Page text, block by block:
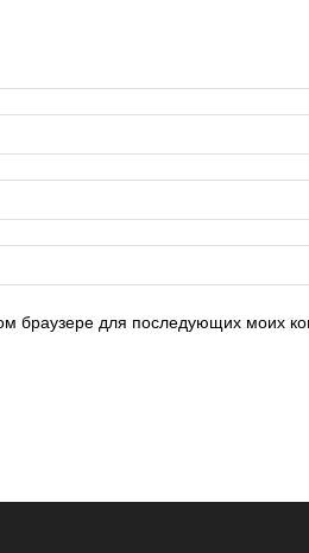
браузере для последующих моих